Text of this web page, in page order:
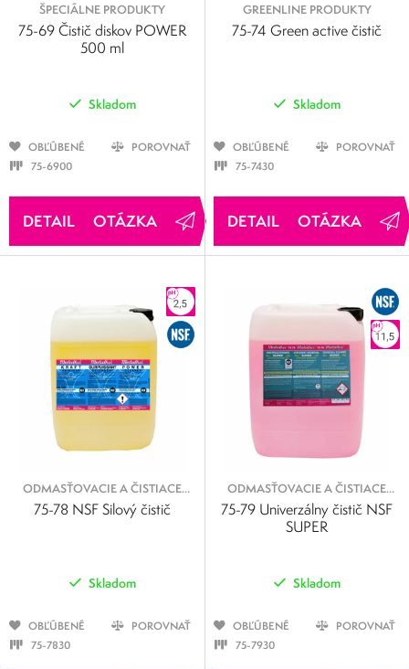
ŠPECIÁLNE PRODUKTY
75-69 Čistič diskov POWER
500 ml
Skladom
OBĽÚBENÉ
POROVNAŤ
75-6900
OTÁZKA
GREENLINE PRODUKTY
75-74 Green active čistič
Skladom
OBĽÚBENÉ
POROVNAŤ
75-7430
OTÁZKA
ODMASŤOVACIE A ČISTIACE
KVAPALINY
75-78 NSF Silový čistič
Skladom
OBĽÚBENÉ
POROVNAŤ
75-7830
ODMASŤOVACIE A ČISTIACE
KVAPALINY
75-79 Univerzálny čistič NSF
SUPER
Skladom
OBĽÚBENÉ
POROVNAŤ
75-7930